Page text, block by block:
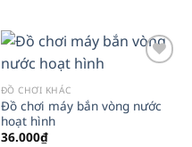
ĐỒ CHƠI KHÁC
Đồ chơi máy bắn vòng nước
hoạt hình
36.000₫